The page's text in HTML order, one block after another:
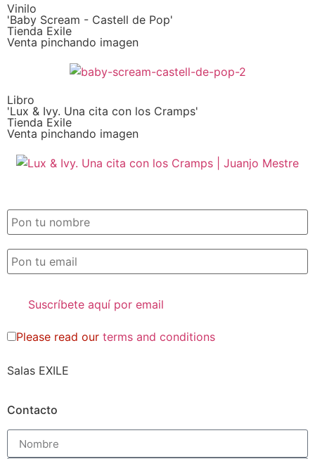
Vinilo
'Baby Scream - Castell de Pop'
Tienda Exile
Venta pinchando imagen
Libro
'Lux & Ivy. Una cita con los Cramps'
Tienda Exile
Venta pinchando imagen
Please read our terms and conditions
Salas EXILE
Contacto